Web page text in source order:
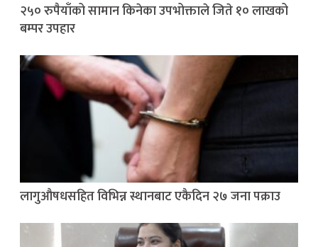
२५० रुपैयाँको सामान किनेका उपभोक्ताले जिते १० लाखको
बम्पर उपहार
लागुऔषधसहित विभिन्न स्थानबाट एकैदिन २७ जना पक्राउ